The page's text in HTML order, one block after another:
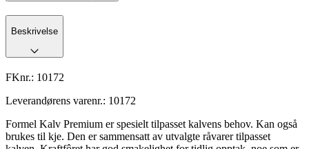
Beskrivelse
FKnr.: 10172
Leverandørens varenr.: 10172
Formel Kalv Premium er spesielt tilpasset kalvens behov. Kan også
brukes til kje. Den er sammensatt av utvalgte råvarer tilpasset